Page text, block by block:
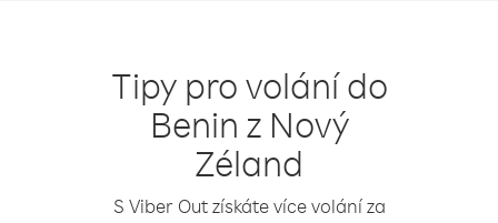
Tipy pro volání do
Benin z Nový
Zéland
S Viber Out získáte více volání za